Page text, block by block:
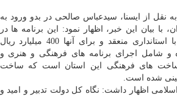
نقل از ایسنا، سیدعباس صالحی در بدو ورود به
با بیان این خبر، اظهار نمود: این برنامه ها در
قالب تفاهم نامه ای با استانداری منعقد و برای آنها 400 میلیارد ریال
و شامل اجرای برنامه های فرهنگی و هنری و
های فرهنگی این استان است كه ساخت
شده است.
اظهار داشت: نگاه كل دولت تدبیر و امید و